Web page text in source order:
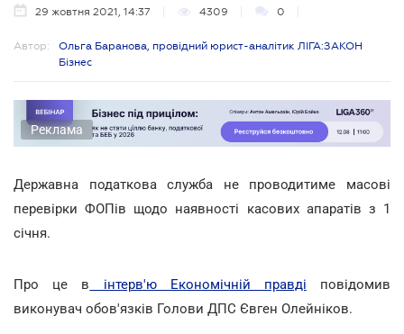
29 жовтня 2021, 14:37 4309 0
Автор:
Ольга Баранова, провідний юрист-аналітик ЛІГА:ЗАКОН
Бізнес
Реклама
Державна податкова служба не проводитиме масові
перевірки ФОПів щодо наявності касових апаратів з 1
січня.
Про це в інтерв'ю Економічній правді повідомив
виконувач обов'язків Голови ДПС Євген Олейніков.